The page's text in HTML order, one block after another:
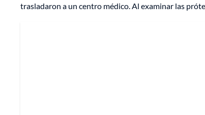
trasladaron a un centro médico. Al examinar las